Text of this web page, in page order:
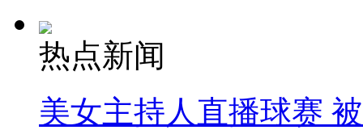
热点新闻
美女主持人直播球赛